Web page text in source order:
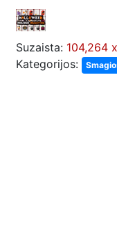
Suzaista: 104,264 x
Kategorijos: